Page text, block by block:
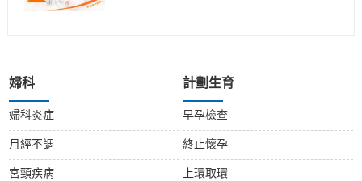
婦科
婦科炎症
月經不調
宮頸疾病
計劃生育
早孕檢查
終止懷孕
上環取環